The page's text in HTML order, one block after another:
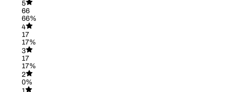
5
66
66%
4
17
17%
3
17
17%
2
0%